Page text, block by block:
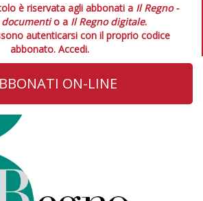
è riservata agli abbonati a Il Regno -
o a Il Regno digitale.
autenticarsi con il proprio codice
abbonato. Accedi.
ON-LINE